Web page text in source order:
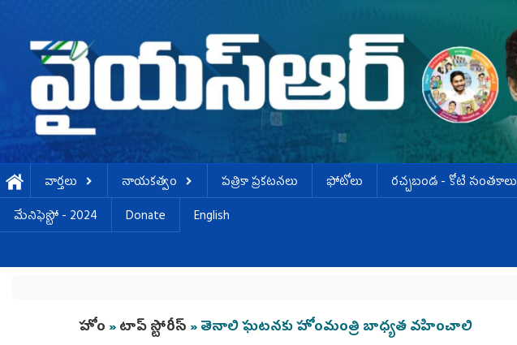
వార్తలు నాయకత్వం పత్రికా ప్రకటనలు ఫోటోలు ర‌చ్చ‌బండ‌ - కోటి సంత‌కాలు
మేనిఫెస్టో - 2024
Donate English
You are here
హోం »టాప్ స్టోరీస్ » తెనాలి ఘటనకు హోంమంత్రి బాధ్యత వహించాలి